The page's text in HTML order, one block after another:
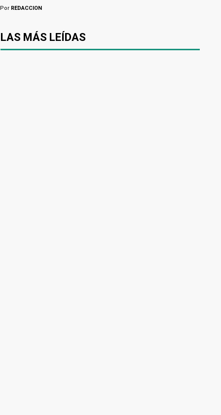
Por REDACCION
LAS MÁS LEÍDAS